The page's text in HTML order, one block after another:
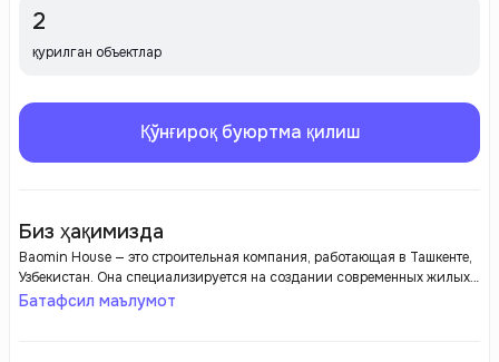
2
қурилган объектлар
Қўнғироқ буюртма қилиш
Биз ҳақимизда
Baomin House — это строительная компания, работающая в Ташкенте,
Узбекистан. Она специализируется на создании современных жилых
комплексов, таких как Smart Town. Основные черты компании —
Батафсил маълумот